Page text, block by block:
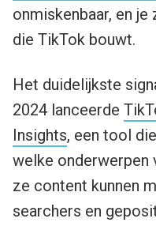
onmiskenbaar, en
die TikTok bouwt.
Het duidelijkste
2024 lanceerde
Insights, een tool
welke
ze content kunnen
searchers en